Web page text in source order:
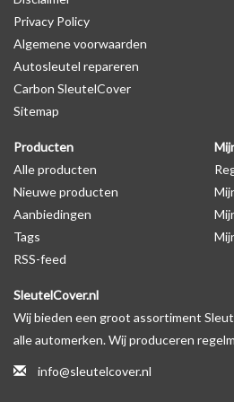
op de productfoto te kijken of er een
Levering
Voor 16:00 besteld = Dezelfde dag
Verzending naar België: 1/3 werkdagen
Specificaties
Merk: SleutelCover
Geschikt voor: Peugeot
Gewicht: 20g
Materiaal: Siliconen
Geschikt voor o.a. de volgende
* Afhankelijk van het bouwjaar
voorbeeld in de productfoto's
Privacy Policy
Algemene voorwaarden
Autosleutel repareren
Carbon SleutelCover
Sitemap
Producten
Alle producten
Nieuwe producten
Aanbiedingen
Tags
RSS-feed
SleutelCover.nl
Wij bieden een groot assortiment
alle automerken. Wij produceren
info@sleutelcover.nl